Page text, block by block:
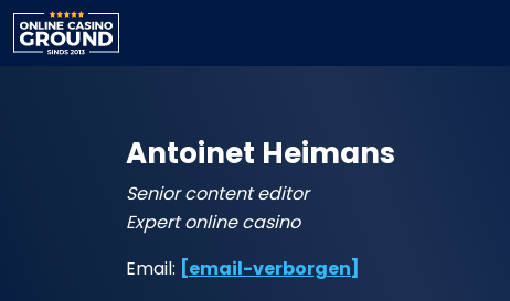
Antoinet Heimans
Senior content editor
Expert online casino
Email: [email-verborgen]